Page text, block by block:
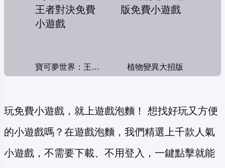
寶可夢世界：王者對決 植物變異大招版
玩免費小遊戲，就上遊戲泡麵！ 想找好玩又方便
的小遊戲嗎？在遊戲泡麵，我們精選上千款人氣
小遊戲，不需要下載、不用登入，一鍵點擊就能